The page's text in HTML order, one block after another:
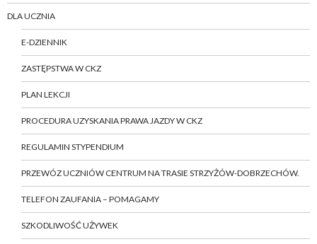
DLA UCZNIA
E-DZIENNIK
ZASTĘPSTWA W CKZ
PLAN LEKCJI
PROCEDURA UZYSKANIA PRAWA JAZDY W CKZ
REGULAMIN STYPENDIUM
PRZEWÓZ UCZNIÓW CENTRUM NA TRASIE STRZYŻÓW-DOBRZECHÓW.
TELEFON ZAUFANIA – POMAGAMY
SZKODLIWOŚĆ UŻYWEK